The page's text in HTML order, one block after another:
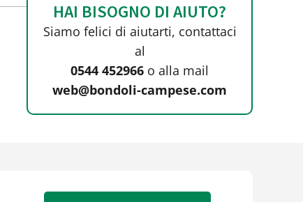
HAI BISOGNO DI AIUTO?
Siamo felici di aiutarti, contattaci
al
0544 452966 o alla mail
web@bondoli-campese.com